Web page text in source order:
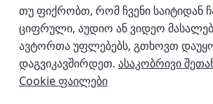
თუ ფიქრობთ, რომ ჩვენი საიტიდან
ციფრული, აუდიო ან ვიდეო
ავტორთა უფლებებს, გთხოვთ
დაგვიკავშირდეთ. ასაკობრივი
Cookie ფაილები